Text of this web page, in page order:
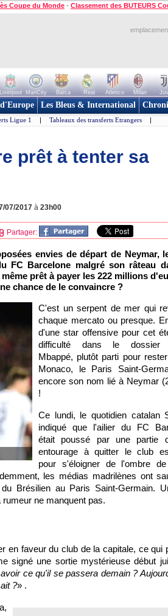
Coupe du Monde - Classement des BUTEURS
Liverpool ManCity Barca Real Atletico Milan
Les Bleus & International
Ligue 1 | Tableaux des transferts Etrangers |
prêt à tenter sa
07/2017 à 23h00
Partager:
envies de départ de Neymar,
FC Barcelone malgré son râteau
prêt à payer les 222 millions
chance de le convaincre ?
C'est un serpent de mer qui
chaque mercato ou presque.
d'une star offensive pour cet
difficulté dans le dossier
Mbappé, plutôt parti pour
Monaco, le Paris Saint-
encore son nom lié à Neymar
!
Ce lundi, le quotidien catalan
indiqué que l'ailier du FC
était poussé par une partie
entourage à quitter le club
pour s'éloigner de l'ombre
les médias madrilènes ont
Brésilien au Paris Saint-Germain.
ne manquent pas.
en faveur du club de la capitale, ce qui
signé une sortie mystérieuse début
ce qu'il se passera demain ?
?» .